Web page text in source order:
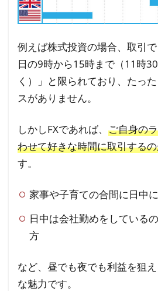
例えば株式投資の場合、取引
日の9時から15時まで（11時
く）」と限られており、たった
スがありません。
しかしFXであれば、 ご自身の
わせて好きな時間に取引する
す。
家事や子育ての合間に日中
日中は会社勤めをしている
方
など、昼でも夜でも利益を狙
な魅力です。